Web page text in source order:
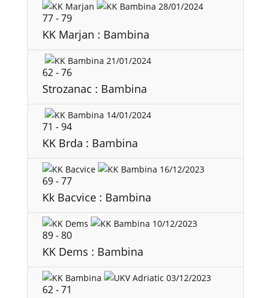
28/01/2024
77-79
KK Marjan : Bambina
21/01/2024
62-76
Strozanac : Bambina
14/01/2024
71 -94
KK Brda : Bambina
16/12/2023
69-77
Kk Bacvice : Bambina
10/12/2023
89-80
KK Dems : Bambina
03/12/2023
62-71